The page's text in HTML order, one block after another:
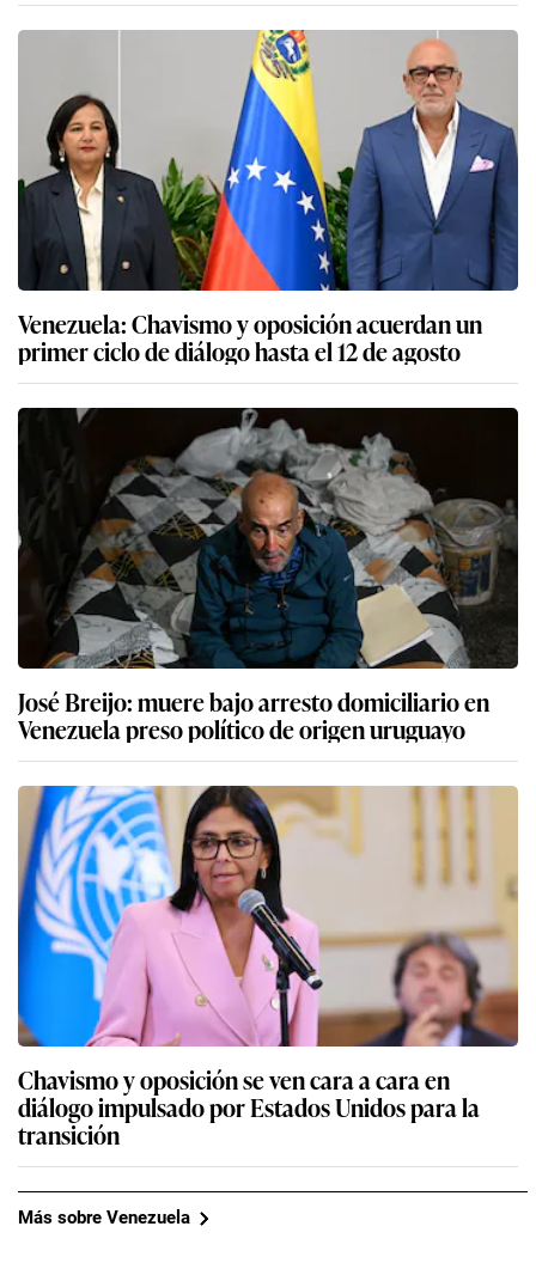
Venezuela: Chavismo y oposición acuerdan un
primer ciclo de diálogo hasta el 12 de agosto
José Breijo: muere bajo arresto domiciliario en
Venezuela preso político de origen uruguayo
Chavismo y oposición se ven cara a cara en
diálogo impulsado por Estados Unidos para la
transición
Más sobre Venezuela